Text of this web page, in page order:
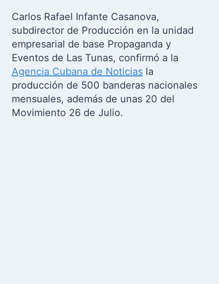
Carlos Rafael Infante Casanova,
subdirector de Producción en la unidad
empresarial de base Propaganda y
Eventos de Las Tunas, confirmó a la
Agencia Cubana de Noticias la
producción de 500 banderas nacionales
mensuales, además de unas 20 del
Movimiento 26 de Julio.